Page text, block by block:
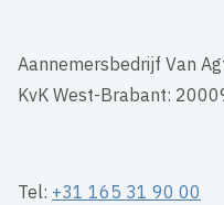
Aannemersbedrijf Van
KvK West-Brabant:
Tel: +31 165 31 90 00